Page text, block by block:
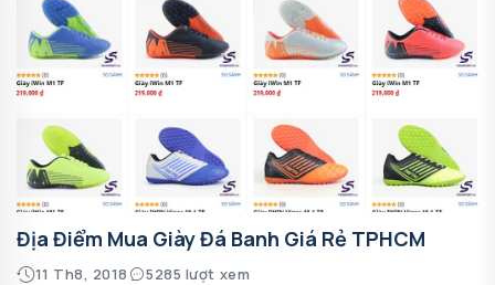
Địa Điểm Mua Giày Đá Banh Giá Rẻ TPHCM
11 Th8, 2018 5285 lượt xem